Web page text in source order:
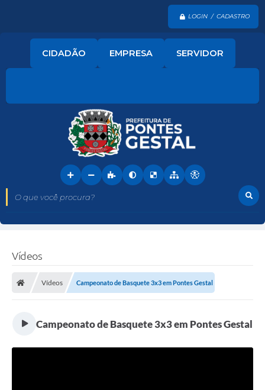
LOGIN / CADASTRO
O que você procura?
CIDADÃO EMPRESA SERVIDOR
Vídeos
Vídeos Campeonato de Basquete 3x3 em Pontes Gestal
Campeonato de Basquete 3x3 em Pontes Gestal